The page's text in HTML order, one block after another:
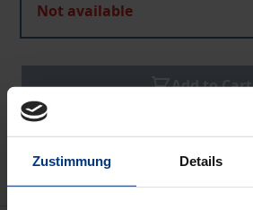
Zustimmung Details
Not available
Add to Cart
Add to Wish List
Delivery cost notice